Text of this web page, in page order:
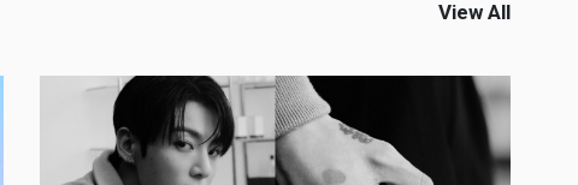
View All